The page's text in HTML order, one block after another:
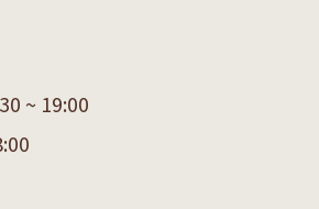
~ 19:00